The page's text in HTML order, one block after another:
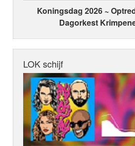
Koningsdag 2026 ~
Dagorkest
LOK schijf